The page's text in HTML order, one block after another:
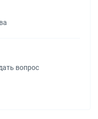
вопрос